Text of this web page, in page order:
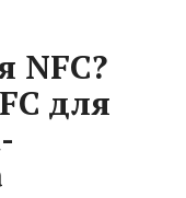
NFC?
для